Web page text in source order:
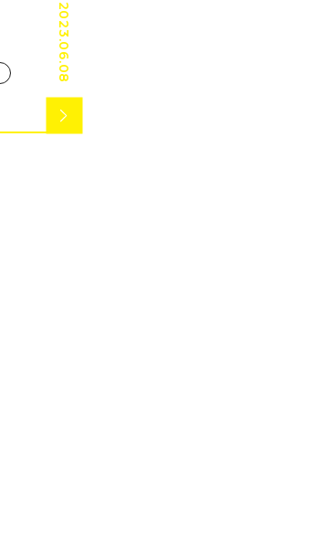
2023.06.08